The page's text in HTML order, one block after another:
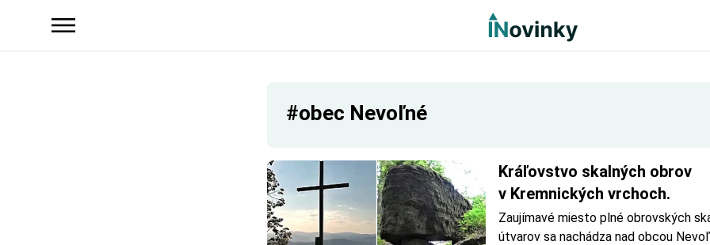
#obec Nevoľné
Kráľovstvo skalných obrov
v Kremnických vrchoch.
Zaujímavé miesto plné obrovských
útvarov sa nachádza nad obcou